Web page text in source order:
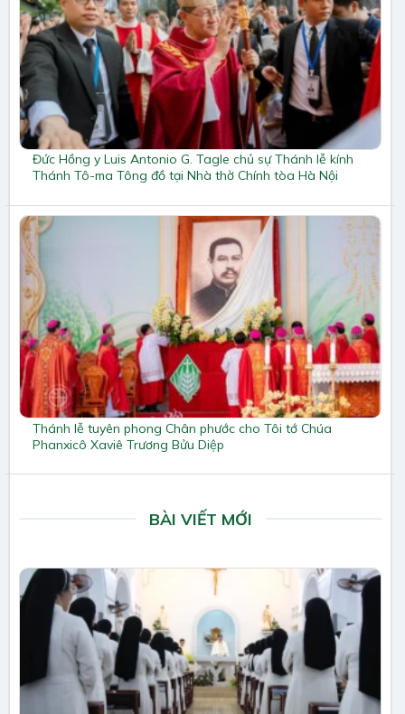
Đức Hồng y Luis Antonio G. Tagle chủ sự Thánh lễ kính
Thánh Tô-ma Tông đồ tại Nhà thờ Chính tòa Hà Nội
Thánh lễ tuyên phong Chân phước cho Tôi tớ Chúa
Phanxicô Xaviê Trương Bửu Diệp
BÀI VIẾT MỚI